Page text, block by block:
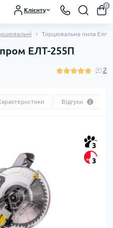
Клієнту
0
Торцювальна пила
ЕЛТ-255П
2
Відгуки 2
3
3